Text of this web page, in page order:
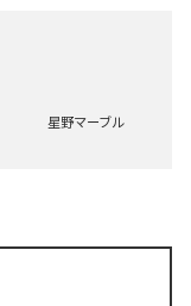
星野マーブル